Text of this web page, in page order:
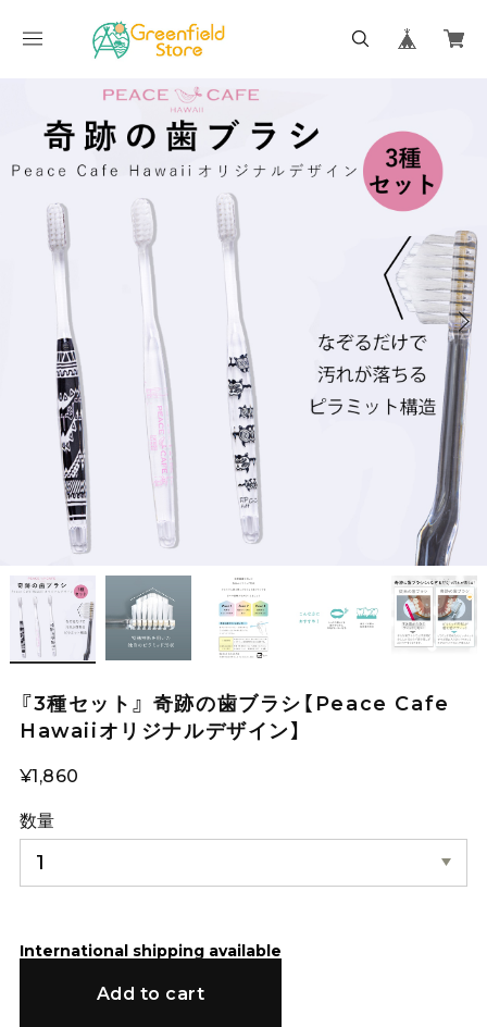
『3種セット』 奇跡の歯ブラシ【Peace Cafe
Hawaiiオリジナルデザイン】
¥1,860
数量
International shipping available
Add to cart